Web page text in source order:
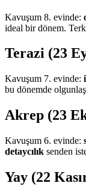
Kavuşum 8. evinde:
ideal bir dönem. Terk
Terazi (23
Kavuşum 7. evinde:
bu dönemde
Akrep (23
Kavuşum 6. evinde:
detaycılık senden
Yay (22